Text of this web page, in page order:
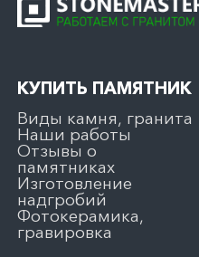
КУПИТЬ ПАМЯТНИК
Виды камня, гранита
Наши работы
Отзывы о
памятниках
Изготовление
надгробий
Фотокерамика,
гравировка